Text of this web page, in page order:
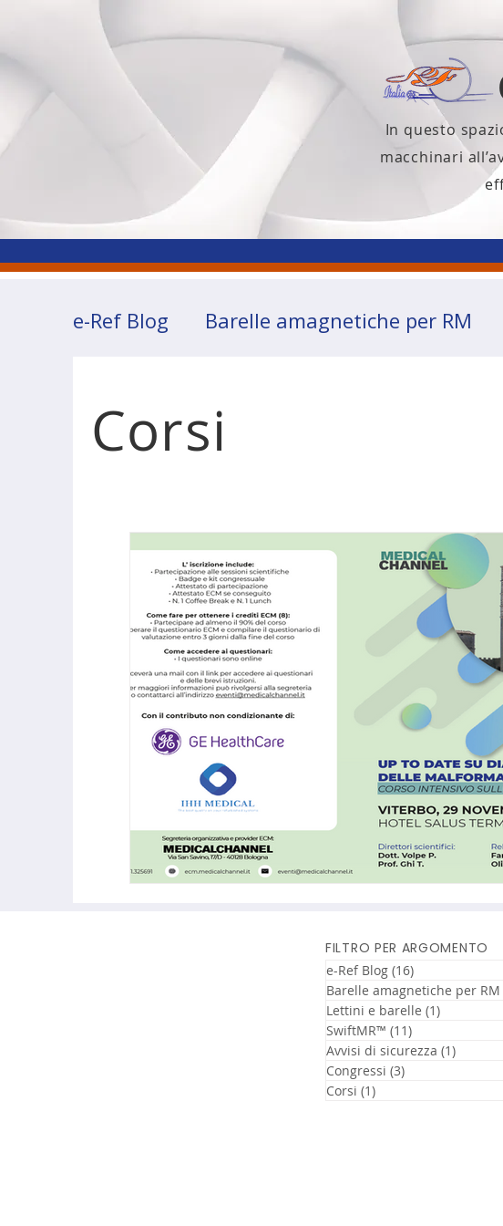
In questo
macchinari
e-Ref Blog Barelle amagnetiche per RM
Corsi
FILTRO PER ARGOMENTO
e-Ref Blog (16)
Barelle amagnetiche per RM
Lettini e barelle (1)
SwiftMR™ (11)
Avvisi di sicurezza (1)
Congressi (3)
Corsi (1)